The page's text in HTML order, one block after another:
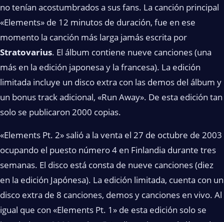
no tenían acostumbrados a sus fans. La canción principal
«Elements» de 12 minutos de duración, fue en ese
momento la canción más larga jamás escrita por
Stratovarius. El álbum contiene nueve canciones (una
más en la edición japonesa y la francesa). La edición
limitada incluye un disco extra con las demos del álbum y
un bonus track adicional, «Run Away». De esta edición tan
solo se publicaron 2000 copias.
«Elements Pt. 2» salió a la venta el 27 de octubre de 2003
ocupando el puesto número 4 en Finlandia durante tres
semanas. El disco está consta de nueve canciones (diez
en la edición Japónesa). La edición limitada, cuenta con un
disco extra de 8 canciones, demos y canciones en vivo. Al
igual que con «Elements Pt. 1» de esta edición solo se